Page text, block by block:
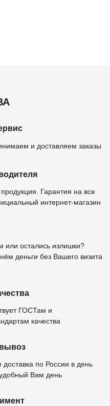
и доставляем заказы
Гарантия на все
интернет-магазин
остались излишки?
деньги без Вашего визита
ГОСТам и
качества
по России в день
Вам день